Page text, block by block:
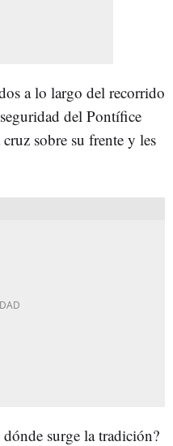
a lo largo del recorrido
del Pontífice
sobre su frente y les
dónde surge la tradición?